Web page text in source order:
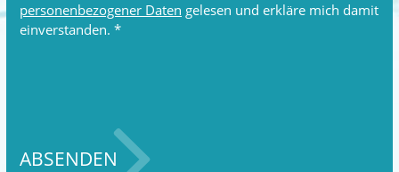
personenbezogener Daten gelesen und erkläre mich damit
einverstanden. *
ABSENDEN